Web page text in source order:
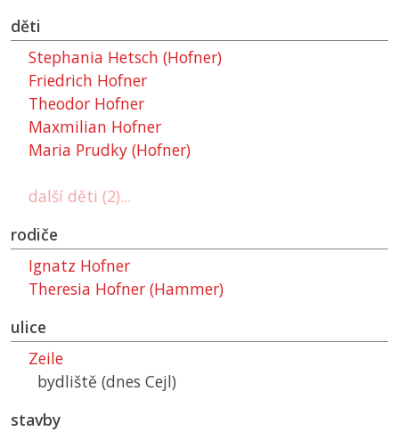
děti
Stephania Hetsch (Hofner)
Friedrich Hofner
Theodor Hofner
Maxmilian Hofner
Maria Prudky (Hofner)
další děti (2)...
rodiče
Ignatz Hofner
Theresia Hofner (Hammer)
ulice
Zeile
bydliště (dnes Cejl)
stavby